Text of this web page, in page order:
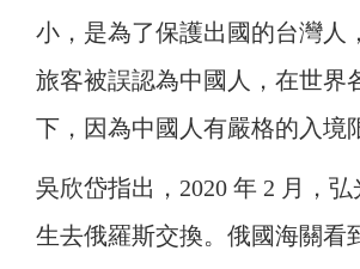
小，是為了保護出國的台灣人
旅客被誤認為中國人，在世界
下，因為中國人有嚴格的入境
吳欣岱指出，2020 年 2 月，
生去俄羅斯交換。俄國海關看